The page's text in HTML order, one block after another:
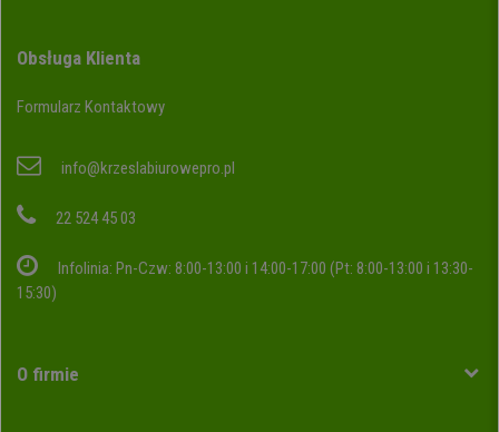
Obsługa Klienta
Formularz Kontaktowy
info@krzeslabiurowepro.pl
22 524 45 03
Infolinia: Pn-Czw: 8:00-13:00 i 14:00-17:00 (Pt: 8:00-13:00 i 13:30-
15:30)
O firmie